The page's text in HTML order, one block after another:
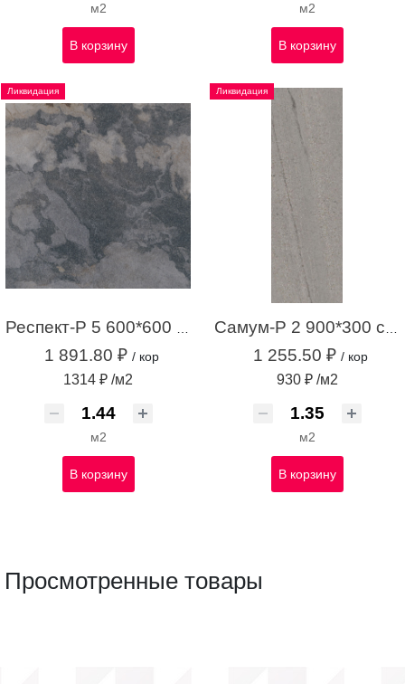
м2
В корзину
м2
В корзину
Ликвидация
1 891.80 ₽ / кор
1314 ₽ /м2
м2
В корзину
Ликвидация
1 255.50 ₽ / кор
930 ₽ /м2
м2
В корзину
Просмотренные товары